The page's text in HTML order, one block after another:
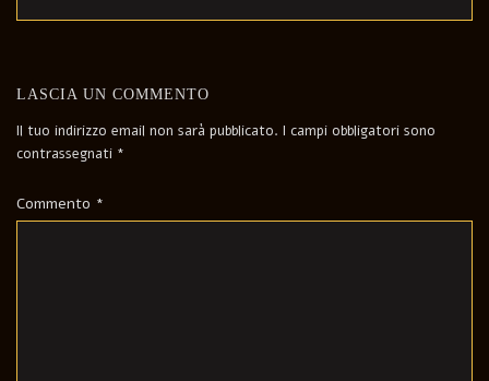
LASCIA UN COMMENTO
Il tuo indirizzo email non sarà pubblicato. I campi obbligatori sono
contrassegnati *
Commento *